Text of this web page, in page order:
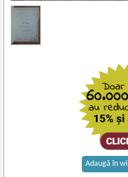
Adaugă în